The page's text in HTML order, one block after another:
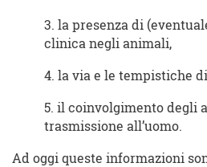
3. la presenza di
clinica negli animali,
4. la via e le tempistiche
5. il coinvolgimento degli
trasmissione all’uomo.
Ad oggi queste informazioni